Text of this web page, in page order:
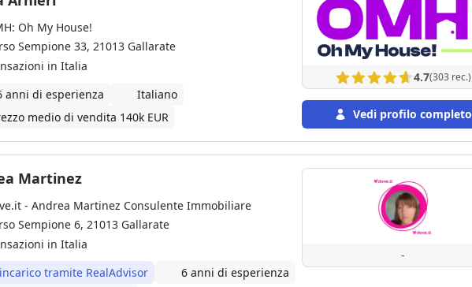
Oh My House!
Sempione 33, 21013 Gallarate
in Italia
anni di esperienza
Italiano
medio di vendita 140k EUR
4.7(303 rec.)
Vedi profilo completo
Martinez
- Andrea Martinez Consulente Immobiliare
Sempione 6, 21013 Gallarate
in Italia
tramite RealAdvisor
6 anni di esperienza
-